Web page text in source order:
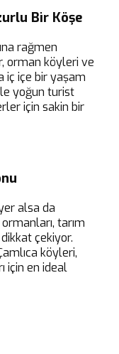
Bir Köşe
rağmen
orman köyleri ve
iç içe bir yaşam
yoğun turist
için sakin bir
alsa da
tarım
çekiyor.
köyleri,
için en ideal